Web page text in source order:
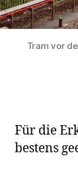
Tram vor
Für die
bestens